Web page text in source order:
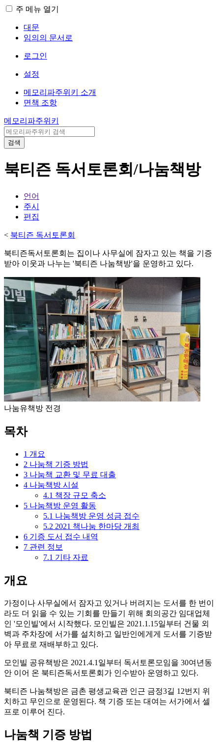
주 메뉴 열기
대문
임의의 문서로
로그인
설정
메모리파주위키 소개
면책 조항
메모리파주위키
검색
북티즌 독서토론회/나눔책방
언어
주시
편집
< 북티즌 독서토론회
북티즌독서토론회는 집이나 사무실에 잠자고 있는 책을 기증
받아 이웃과 나누는 '북티즌 나눔책방'을 운영하고 있다.
나눔유책방 전경
목차
1 개요
2 나눔책 기증 방법
3 나눔책 교환 및 무료 대출
4 나눔책방 시설
4.1 책장 규모 축소
5 나눔책방 운영 활동
5.1 나눔책방 운영 성금 접수
5.2 2021 책나눔 한마당 개최
6 기증 도서 접수 내역
7 관련 정보
7.1 기타 자료
개요
가정이나 사무실에서 잠자고 있거나 버려지는 도서를 한 번이
라도 더 읽을 수 있는 기회를 만들기 위해 회의공간 임대업체
인 '모인빌'에서 시작했다. 모인빌은 2021.1.15일부터 건물 외
벽과 주차장에 서가를 설치하고 일반인에게게 도서를 기증받
아 무료로 재배부하고 있다.
모인빌 공유책방은 2021.4.1일부터 독서토론모임을 30여년동
안 이어 온 북티즌독서토론회가 인수받아 운영하고 있다.
북티즌 나눔책방은 금촌 평생교육관 인근 금정3길 12번지 위
치하고 무인으로 운영된다. 책 기증 또는 대여는 서가에서 셀
프로 이루어 진다.
나눔책 기증 방법